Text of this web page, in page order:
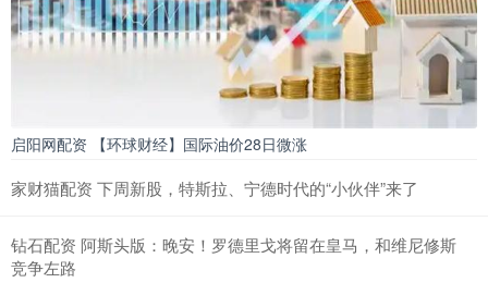
启阳网配资 【环球财经】国际油价28日微涨
家财猫配资 下周新股，特斯拉、宁德时代的“小伙伴”来了
钻石配资 阿斯头版：晚安！罗德里戈将留在皇马，和维尼修斯
竞争左路